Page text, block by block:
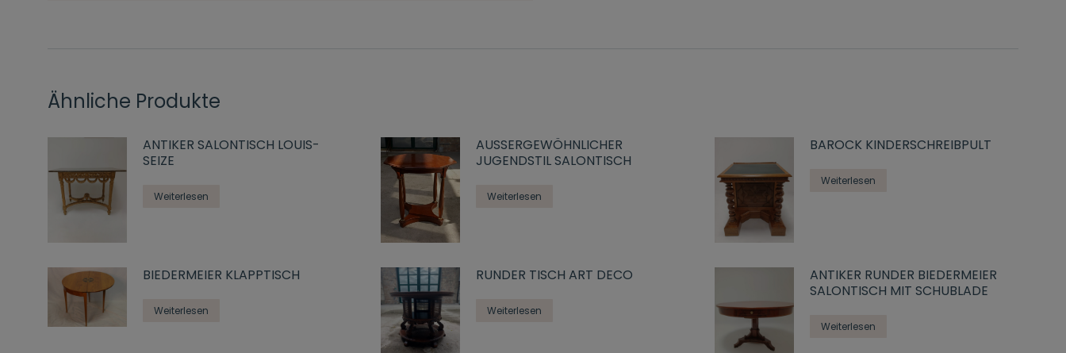
Ähnliche Produkte
ANTIKER SALONTISCH LOUIS-
SEIZE
Weiterlesen
AUSSERGEWÖHNLICHER J
UGENDSTIL SALONTISCH
Weiterlesen
BAROCK KINDERSCHREIBPULT
Weiterlesen
BIEDERMEIER KLAPPTISCH
Weiterlesen
RUNDER TISCH ART DECO
Weiterlesen
ANTIKER RUNDER BIEDERMEIER
SALONTISCH MIT SCHUBLADE
Weiterlesen